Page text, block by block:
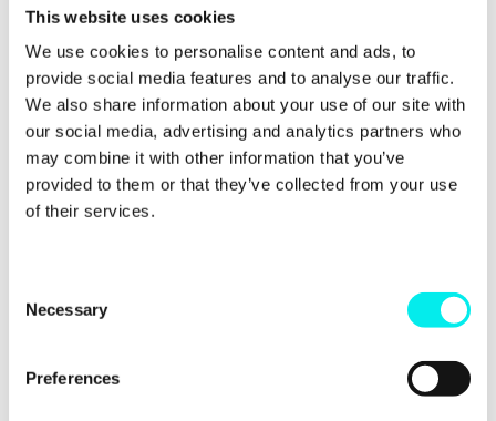
This website uses cookies
We use cookies to personalise content and ads, to
provide social media features and to analyse our traffic.
We also share information about your use of our site with
our social media, advertising and analytics partners who
may combine it with other information that you’ve
provided to them or that they’ve collected from your use
of their services.
Necessary
Preferences
på vad kunden har anlitat oss till. Vissa kunder
behöver hjälp med content, andra behöver hjälp
med strategi. Men vi brukar säga att för att inbound
ska funka måste en kund lägga ungefär 40 000-50
000 SEK i månaden på inbound.
Spelar det roll vilka
system vi har?
som täcker funktionalitet när det kommer till
marketing automation och CRM så spelar det ingen
enkel plattform kan det vara så att du inte kan
utnyttja inbound till fullo. För att inbound ska